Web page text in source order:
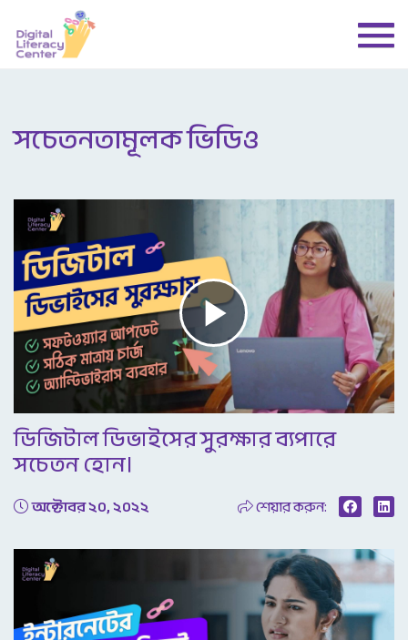
সচেতনতামূলক ভিডিও
Play
Video
ডিজিটাল ডিভাইসের সুরক্ষার ব্যপারে
সচেতন হোন।
অক্টোবর ২০, ২০২২ শেয়ার করুন: